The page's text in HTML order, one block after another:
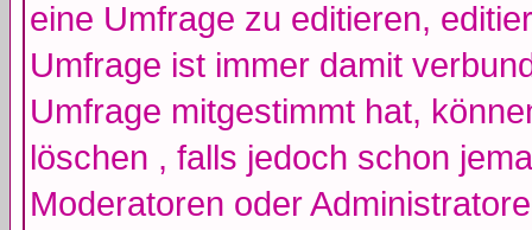
eine Umfrage zu editieren,
Umfrage ist immer damit
Umfrage mitgestimmt hat,
löschen , falls jedoch schon
Moderatoren oder